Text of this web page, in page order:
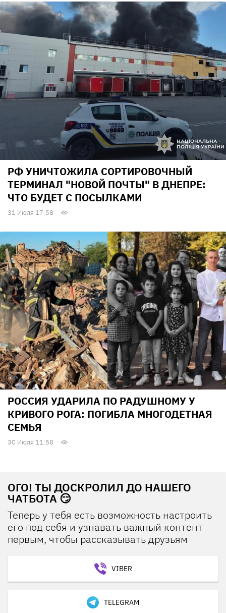
РФ УНИЧТОЖИЛА СОРТИРОВОЧНЫЙ
ТЕРМИНАЛ "НОВОЙ ПОЧТЫ" В ДНЕПРЕ:
ЧТО БУДЕТ С ПОСЫЛКАМИ
31 Июля 17:58
РОССИЯ УДАРИЛА ПО РАДУШНОМУ У
КРИВОГО РОГА: ПОГИБЛА МНОГОДЕТНАЯ
СЕМЬЯ
30 Июля 11:58
ОГО! ТЫ ДОСКРОЛИЛ ДО НАШЕГО
ЧАТБОТА 😏
Теперь у тебя есть возможность настроить
его под себя и узнавать важный контент
первым, чтобы рассказывать друзьям
VIBER
TELEGRAM